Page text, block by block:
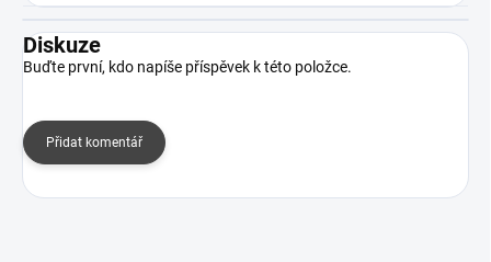
Diskuze
Buďte první, kdo napíše příspěvek k této položce.
Přidat komentář